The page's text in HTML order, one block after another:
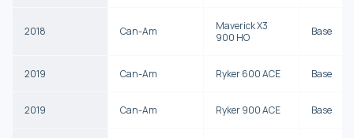
2018 Can-Am
Maverick X3
900 HO
Base
2019 Can-Am Ryker 600 ACE Base
2019 Can-Am Ryker 900 ACE Base